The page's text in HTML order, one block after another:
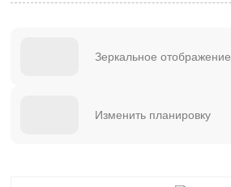
Зеркальное отображение
Изменить планировку